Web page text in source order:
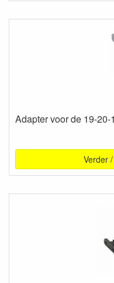
Adapter voor de 19-
Verder